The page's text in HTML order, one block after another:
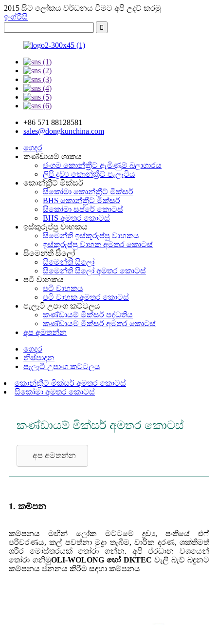
2015 සිට ලෝකය වර්ධනය වීමට අපි උදව් කරමු
ඉංග්රීසි
+86 571 88128581
sales@dongkunchina.com
ගෙදර
කණ්ඩායම් ශාකය
ජංගම කොන්ක්‍රීට් ඇමිණුම් බලාගාරය
ලිපි ද්‍රව්‍ය කොන්ක්‍රීට් පැලෑටිය
කොන්ක්‍රීට් මික්සර්
සිකෝමා කොන්ක්‍රීට් මික්සර්
BHS කොන්ක්‍රීට් මික්සර්
සිකෝමා සප්රේ කොටස්
BHS අමතර කොටස්
ඉස්කුරුප්පු වාහකය
සිමෙන්ති ඉස්කුරුප්පු වාහකය
ඉස්කුරුප්පු වාහක අමතර කොටස්
සිමෙන්ති සිලෝ
සිමෙන්ති සිලෝ
සිමෙන්ති සිලෝ අමතර කොටස්
පටි වාහකය
පටි වාහකය
පටි වාහක අමතර කොටස්
පැලෑටි උපාංග කට්ටලය
කණ්ඩායම් මික්සර් පද්ධතිය
කණ්ඩායම් මික්සර් අමතර කොටස්
අප අමතන්න
ගෙදර
නිෂ්පාදන
පැලෑටි උපාංග කට්ටලය
කොන්ක්‍රීට් මික්සර් අමතර කොටස්
සිකෝමා අමතර කොටස්
කණ්ඩායම් මික්සර් අමතර කොටස්
අප අමතන්න
1. කම්පන
කම්පනය මඟින් ලෝක මට්ටමේ ද්‍රව්‍ය, පංතියේ එෆ්
පරිවරණය, කල් පවත්නා මුද්‍රා තැබීම, වාරික දරණ, ශක්තිමත්
ශරීර මෝස්තරයක් තෝරා ගන්න. අපි ප්රධාන වශයෙන්
තෝරා ගනිමුOLI-WOLONG හෝ DKTEC වැලි බැච් බඳුනට
කම්පනය ජනනය කිරීම සඳහා කම්පනය